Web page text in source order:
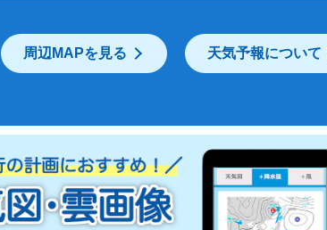
周辺MAPを見る 天気予報について